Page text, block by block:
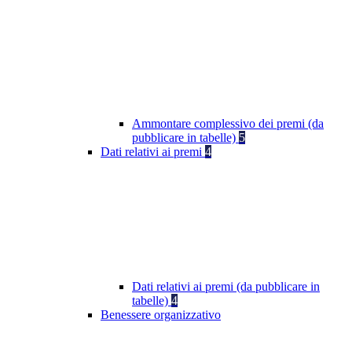
Ammontare complessivo dei premi (da
pubblicare in tabelle) 5
Dati relativi ai premi 4
Dati relativi ai premi (da pubblicare in
tabelle) 4
Benessere organizzativo